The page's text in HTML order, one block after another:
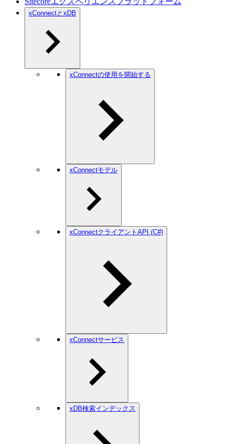
xConnectとxDB
xConnectの使用を開始する
xConnectモデル
xConnectクライアントAPI (C#)
xConnectサービス
xDB検索インデックス